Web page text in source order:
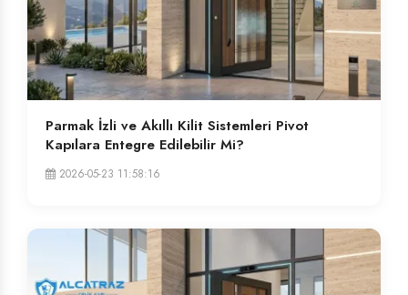
Parmak İzli ve Akıllı Kilit Sistemleri Pivot
Kapılara Entegre Edilebilir Mi?
2026-05-23 11:58:16